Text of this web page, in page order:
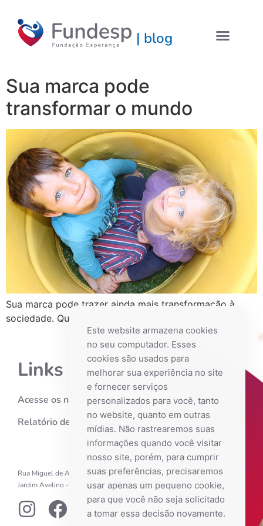
| blog
Sua marca pode
transformar o mundo
Sua marca pode trazer ainda mais transformação à
sociedade. Quer saber como?
Links
Acesse os nossos links
Relatório de atividades
Rua Miguel de Araújo Barreto, 246
Jardim Avelino - São Paulo - SP
Este website armazena cookies
no seu computador. Esses
cookies são usados ​​para
melhorar sua experiência no site
e fornecer serviços
personalizados para você, tanto
no website, quanto em outras
mídias. Não rastrearemos suas
informações quando você visitar
nosso site, porém, para cumprir
suas preferências, precisaremos
usar apenas um pequeno cookie,
para que você não seja solicitado
a tomar essa decisão novamente.